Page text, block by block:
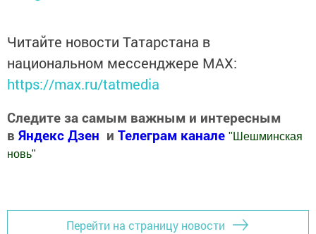
Читайте новости Татарстана в
национальном мессенджере MАХ:
https://max.ru/tatmedia
Следите за самым важным и интересным
в Яндекс Дзен и Телеграм канале " Шешминская
новь"
Перейти на страницу новости